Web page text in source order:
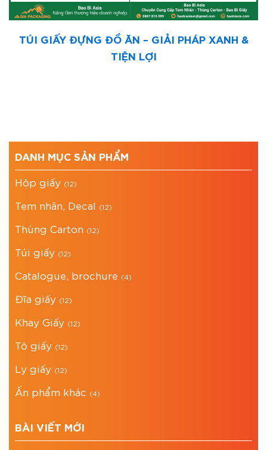
TÚI GIẤY ĐỰNG ĐỒ ĂN – GIẢI PHÁP XANH &
TIỆN LỢI
DANH MỤC SẢN PHẨM
Hộp giấy (12)
Tem nhãn, Decal (12)
Thùng Carton (12)
Túi giấy (12)
Catalogue, brochure (4)
Đĩa giấy (12)
Khay Giấy (12)
Tô giấy (12)
Ly giấy (12)
Ấn phẩm khác (4)
BÀI VIẾT MỚI